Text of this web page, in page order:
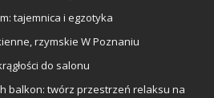
tajemnica i egzotyka
rzymskie W Poznaniu
do salonu
balkon: twórz przestrzeń relaksu na